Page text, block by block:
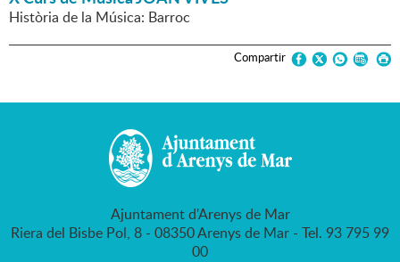
Història de la Música: Barroc
Compartir
Ajuntament d'Arenys de Mar
Riera del Bisbe Pol, 8 - 08350 Arenys de Mar - Tel. 93 795 99
00